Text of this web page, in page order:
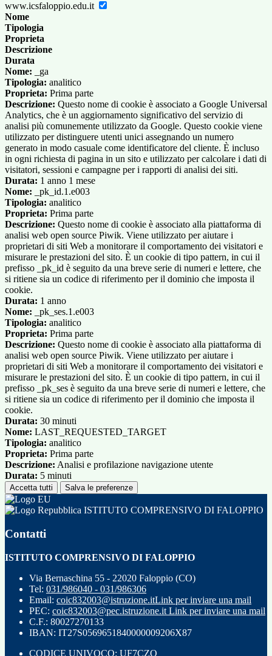
www.icsfaloppio.edu.it
Nome
Tipologia
Proprieta
Descrizione
Durata
Nome: _ga
Tipologia: analitico
Proprieta: Prima parte
Descrizione: Questo nome di cookie è associato a Google Universal
Analytics, che è un aggiornamento significativo del servizio di
analisi più comunemente utilizzato da Google. Questo cookie viene
utilizzato per distinguere utenti unici assegnando un numero
generato in modo casuale come identificatore del cliente. È incluso
in ogni richiesta di pagina in un sito e utilizzato per calcolare i dati di
visitatori, sessioni e campagne per i rapporti di analisi dei siti.
Durata: 1 anno 1 mese
Nome: _pk_id.1.e003
Tipologia: analitico
Proprieta: Prima parte
Descrizione: Questo nome di cookie è associato alla piattaforma di
analisi web open source Piwik. Viene utilizzato per aiutare i
proprietari di siti Web a monitorare il comportamento dei visitatori e
misurare le prestazioni del sito. È un cookie di tipo pattern, in cui il
prefisso _pk_id è seguito da una breve serie di numeri e lettere, che
si ritiene sia un codice di riferimento per il dominio che imposta il
cookie.
Durata: 1 anno
Nome: _pk_ses.1.e003
Tipologia: analitico
Proprieta: Prima parte
Descrizione: Questo nome di cookie è associato alla piattaforma di
analisi web open source Piwik. Viene utilizzato per aiutare i
proprietari di siti Web a monitorare il comportamento dei visitatori e
misurare le prestazioni del sito. È un cookie di tipo pattern, in cui il
prefisso _pk_ses è seguito da una breve serie di numeri e lettere, che
si ritiene sia un codice di riferimento per il dominio che imposta il
cookie.
Durata: 30 minuti
Nome: LAST_REQUESTED_TARGET
Tipologia: analitico
Proprieta: Prima parte
Descrizione: Analisi e profilazione navigazione utente
Durata: 5 minuti
Accetta tutti Salva le preferenze
ISTITUTO COMPRENSIVO DI FALOPPIO
Contatti
ISTITUTO COMPRENSIVO DI FALOPPIO
Via Bernaschina 55 - 22020 Faloppio (CO)
Tel: 031/986040 - 031/986306
Email: coic832003@istruzione.itLink per inviare una mail
PEC: coic832003@pec.istruzione.it Link per inviare una mail
C.F.: 80027270133
IBAN: IT27S0569651840000009206X87
CODICE UNIVOCO: UF7CZO